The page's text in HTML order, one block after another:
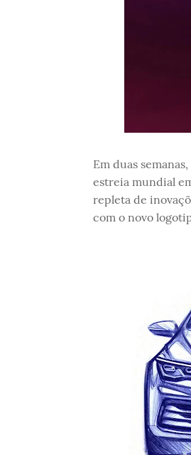
Em duas
estreia mundial
repleta de
com o novo